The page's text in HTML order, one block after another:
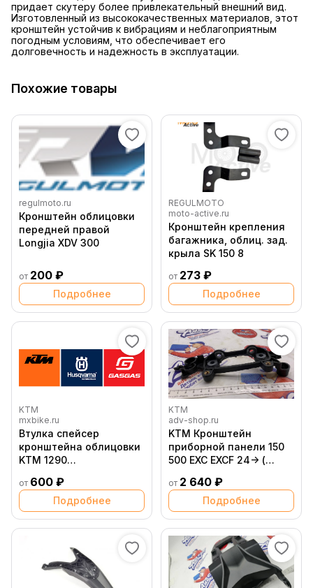
придает скутеру более привлекательный внешний вид.
Изготовленный из высококачественных материалов, этот
кронштейн устойчив к вибрациям и неблагоприятным
погодным условиям, что обеспечивает его
долговечность и надежность в эксплуатации.
Похожие товары
regulmoto.ru
Кронштейн облицовки
передней правой
Longjia XDV 300
от 200 ₽
Подробнее
REGULMOTO
moto-active.ru
Кронштейн крепления
багажника, облиц. зад.
крыла SK 150 8
от 273 ₽
Подробнее
KTM
mxbike.ru
Втулка спейсер
кронштейна облицовки
KTM 1290
от 600 ₽
Подробнее
KTM
adv-shop.ru
KTM Кронштейн
приборной панели 150
500 EXC EXCF 24-> (
от 2 640 ₽
Подробнее